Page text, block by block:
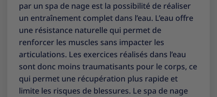
par un spa de nage est la possibilité de réaliser
un entraînement complet dans l’eau. L’eau offre
une résistance naturelle qui permet de
renforcer les muscles sans impacter les
articulations. Les exercices réalisés dans l’eau
sont donc moins traumatisants pour le corps, ce
qui permet une récupération plus rapide et
limite les risques de blessures. Le spa de nage